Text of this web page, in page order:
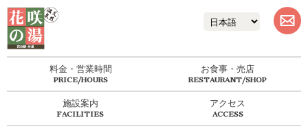
料金・営業時間 お食事・売店
施設案内 アクセス